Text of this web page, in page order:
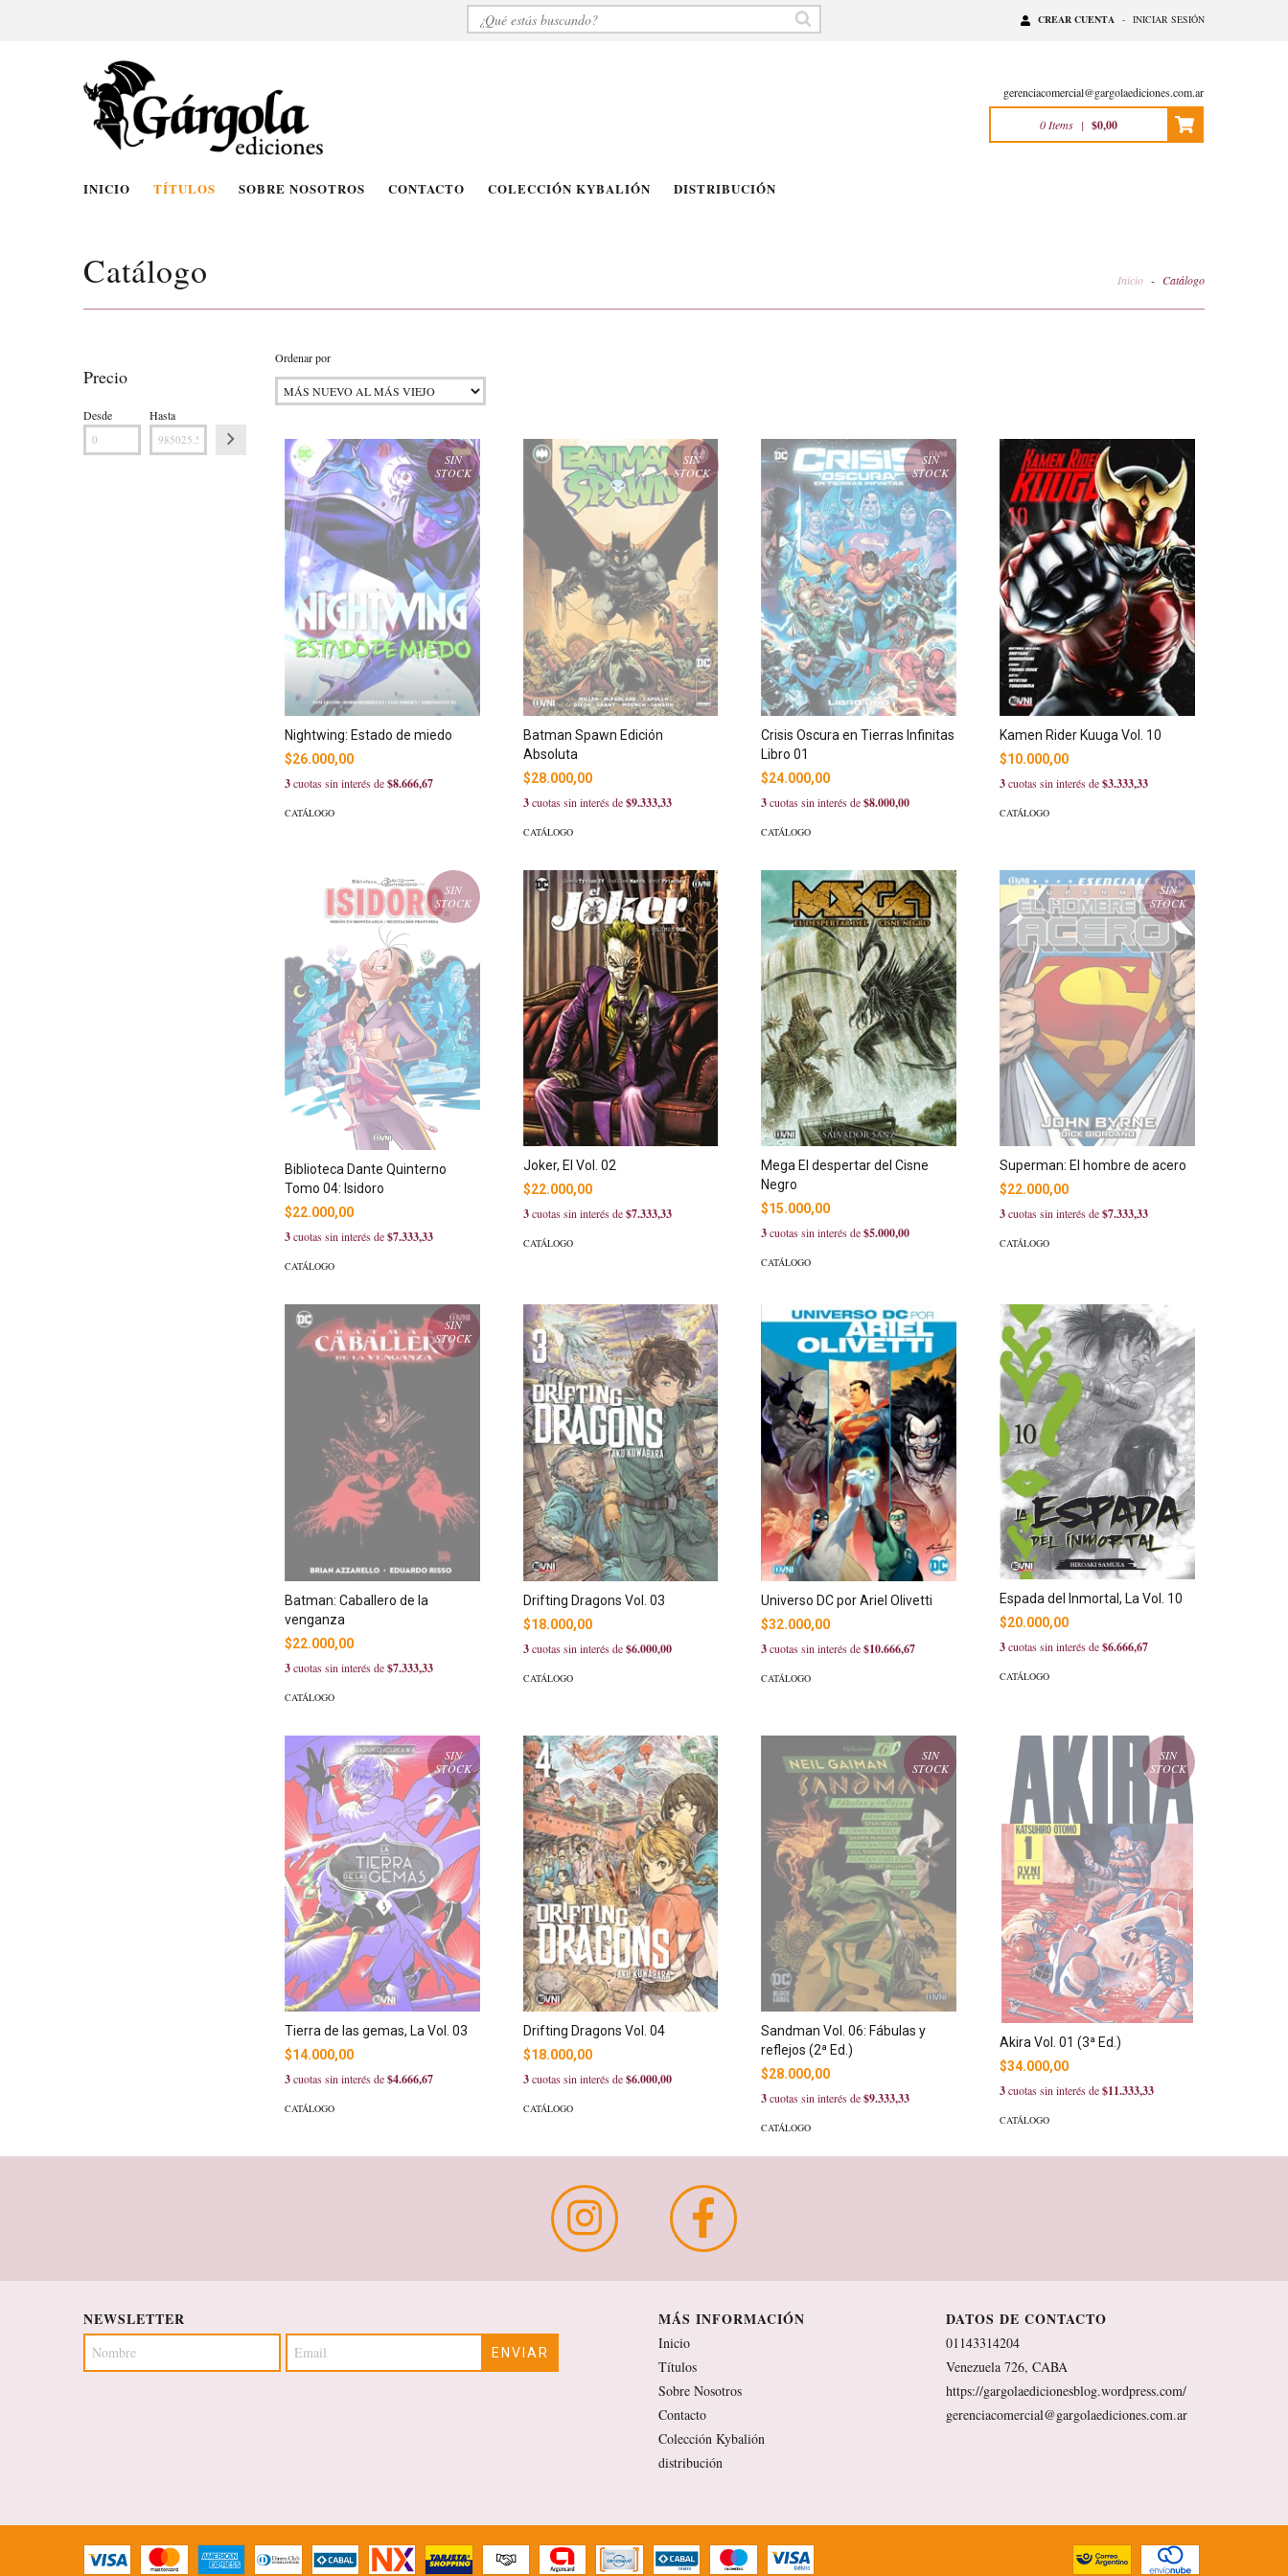
CREAR CUENTA - INICIAR SESIÓN
gerenciacomercial@gargolaediciones.com.ar
0 Items | $0,00
INICIO TÍTULOS SOBRE NOSOTROS CONTACTO COLECCIÓN KYBALIÓN DISTRIBUCIÓN
Catálogo Inicio - Catálogo
Precio
Desde Hasta
Ordenar por
SIN
STOCK
Nightwing: Estado de miedo
$26.000,00
3cuotas sin interés de$8.666,67
CATÁLOGO
SIN
STOCK
Batman Spawn Edición
Absoluta
$28.000,00
3cuotas sin interés de$9.333,33
CATÁLOGO
SIN
STOCK
Crisis Oscura en Tierras Infinitas
Libro 01
$24.000,00
3cuotas sin interés de$8.000,00
CATÁLOGO
Kamen Rider Kuuga Vol. 10
$10.000,00
3cuotas sin interés de$3.333,33
CATÁLOGO
SIN
STOCK
Biblioteca Dante Quinterno
Tomo 04: Isidoro
$22.000,00
3cuotas sin interés de$7.333,33
CATÁLOGO
Joker, El Vol. 02
$22.000,00
3cuotas sin interés de$7.333,33
CATÁLOGO
Mega El despertar del Cisne
Negro
$15.000,00
3cuotas sin interés de$5.000,00
CATÁLOGO
SIN
STOCK
Superman: El hombre de acero
$22.000,00
3cuotas sin interés de$7.333,33
CATÁLOGO
SIN
STOCK
Batman: Caballero de la
venganza
$22.000,00
3cuotas sin interés de$7.333,33
CATÁLOGO
Drifting Dragons Vol. 03
$18.000,00
3cuotas sin interés de$6.000,00
CATÁLOGO
Universo DC por Ariel Olivetti
$32.000,00
3cuotas sin interés de$10.666,67
CATÁLOGO
Espada del Inmortal, La Vol. 10
$20.000,00
3cuotas sin interés de$6.666,67
CATÁLOGO
SIN
STOCK
Tierra de las gemas, La Vol. 03
$14.000,00
3cuotas sin interés de$4.666,67
CATÁLOGO
Drifting Dragons Vol. 04
$18.000,00
3cuotas sin interés de$6.000,00
CATÁLOGO
SIN
STOCK
Sandman Vol. 06: Fábulas y
reflejos (2ª Ed.)
$28.000,00
3cuotas sin interés de$9.333,33
CATÁLOGO
SIN
STOCK
Akira Vol. 01 (3ª Ed.)
$34.000,00
3cuotas sin interés de$11.333,33
CATÁLOGO
NEWSLETTER MÁS INFORMACIÓN
Inicio
Títulos
Sobre Nosotros
Contacto
Colección Kybalión
distribución
DATOS DE CONTACTO
01143314204
Venezuela 726, CABA
https://gargolaedicionesblog.wordpress.com/
gerenciacomercial@gargolaediciones.com.ar